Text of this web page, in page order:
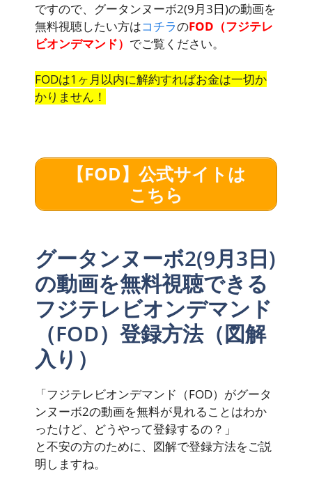
ですので、グータンヌーボ2(9月3日)の動画を
無料視聴したい方はコチラのFOD（フジテレ
ビオンデマンド） でご覧ください。
FODは1ヶ月以内に解約すればお金は一切か
かりません！
【FOD】公式サイトは
こちら
グータンヌーボ2(9月3日)
の動画を無料視聴できる
フジテレビオンデマンド
（FOD）登録方法（図解
入り）
「フジテレビオンデマンド（FOD）がグータ
ンヌーボ2の動画を無料が見れることはわか
ったけど、どうやって登録するの？」
と不安の方のために、図解で登録方法をご説
明しますね。